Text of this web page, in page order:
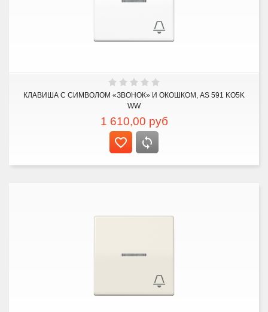
КЛАВИША С СИМВОЛОМ «ЗВОНОК» И ОКОШКОМ, AS 591 KO5K
WW
1 610,00 руб